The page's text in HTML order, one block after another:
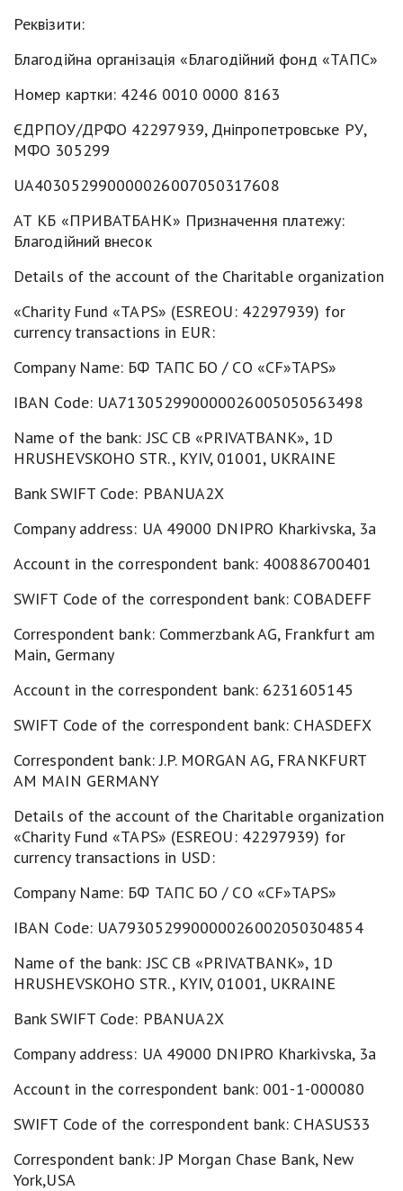
Реквізити:
Благодійна організація «Благодійний фонд «ТАПС»
Номер картки: 4246 0010 0000 8163
ЄДРПОУ/ДРФО 42297939, Дніпропетровське РУ,
МФО 305299
UA403052990000026007050317608
АТ КБ «ПРИВАТБАНК» Призначення платежу:
Благодійний внесок
Details of the account of the Charitable organization
«Charity Fund «TAPS» (ESREOU: 42297939) for
currency transactions in EUR:
Company Name: БФ TAПC БО / CO «CF»TAPS»
IBAN Code: UA713052990000026005050563498
Name of the bank: JSC CB «PRIVATBANK», 1D
HRUSHEVSKOHO STR., KYIV, 01001, UKRAINE
Bank SWIFT Code: PBANUA2X
Company address: UA 49000 DNIPRO Kharkivska, 3a
Account in the correspondent bank: 400886700401
SWIFT Code of the correspondent bank: COBADEFF
Correspondent bank: Commerzbank AG, Frankfurt am
Main, Germany
Account in the correspondent bank: 6231605145
SWIFT Code of the correspondent bank: CHASDEFX
Correspondent bank: J.P. MORGAN AG, FRANKFURT
AM MAIN GERMANY
Details of the account of the Charitable organization
«Charity Fund «TAPS» (ESREOU: 42297939) for
currency transactions in USD:
Company Name: БФ TAПC БО / CO «CF»TAPS»
IBAN Code: UA793052990000026002050304854
Name of the bank: JSC CB «PRIVATBANK», 1D
HRUSHEVSKOHO STR., KYIV, 01001, UKRAINE
Bank SWIFT Code: PBANUA2X
Company address: UA 49000 DNIPRO Kharkivska, 3a
Account in the correspondent bank: 001-1-000080
SWIFT Code of the correspondent bank: CHASUS33
Correspondent bank: JP Morgan Chase Bank, New
York,USA